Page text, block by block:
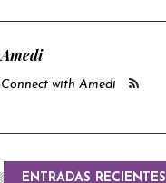
Amedi
Connect with Amedi
ENTRADAS RECIENTES